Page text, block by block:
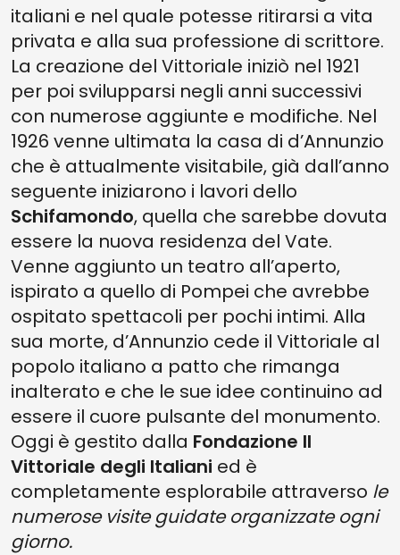
italiani e nel quale potesse ritirarsi a vita
privata e alla sua professione di scrittore.
La creazione del Vittoriale iniziò nel 1921
per poi svilupparsi negli anni successivi
con numerose aggiunte e modifiche. Nel
1926 venne ultimata la casa di d’Annunzio
che è attualmente visitabile, già dall’anno
seguente iniziarono i lavori dello
Schifamondo, quella che sarebbe dovuta
essere la nuova residenza del Vate.
Venne aggiunto un teatro all’aperto,
ispirato a quello di Pompei che avrebbe
ospitato spettacoli per pochi intimi. Alla
sua morte, d’Annunzio cede il Vittoriale al
popolo italiano a patto che rimanga
inalterato e che le sue idee continuino ad
essere il cuore pulsante del monumento.
Oggi è gestito dalla Fondazione Il
Vittoriale degli Italiani ed è
completamente esplorabile attraverso le
numerose visite guidate organizzate ogni
giorno.